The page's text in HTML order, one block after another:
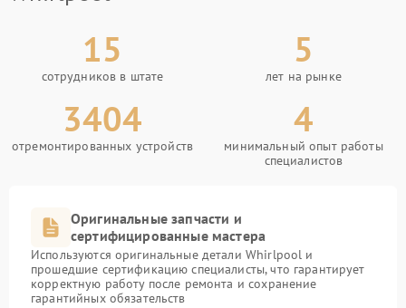
15
сотрудников в штате
5
лет на рынке
3404
отремонтированных устройств
4
минимальный опыт работы
специалистов
Оригинальные запчасти и
сертифицированные мастера
Используются оригинальные детали Whirlpool и
прошедшие сертификацию специалисты, что гарантирует
корректную работу после ремонта и сохранение
гарантийных обязательств